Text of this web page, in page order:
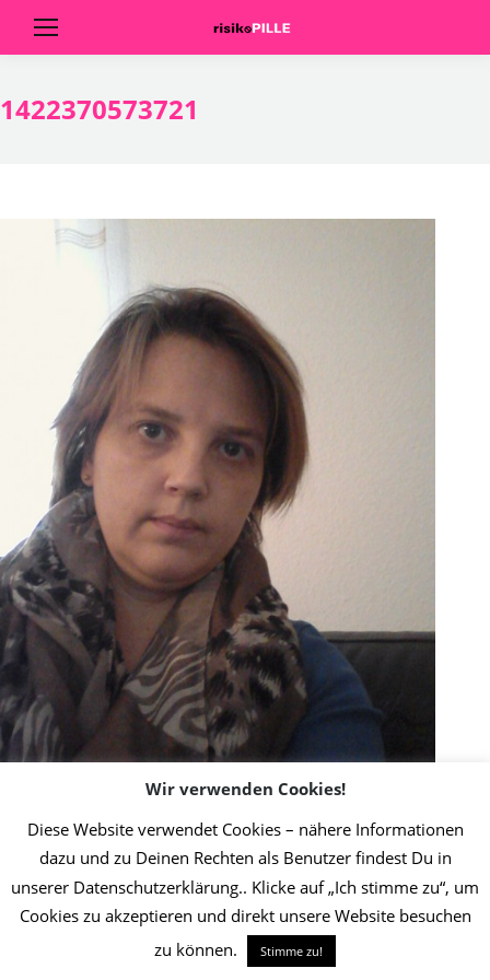
1422370573721
2019 Initiative Thrombose-Geschädigter | Umsetzung Christin Jost
Info
Wir verwenden Cookies!
Diese Website verwendet Cookies – nähere Informationen
dazu und zu Deinen Rechten als Benutzer findest Du in
unserer Datenschutzerklärung.. Klicke auf „Ich stimme zu“, um
Cookies zu akzeptieren und direkt unsere Website besuchen
zu können.
Stimme zu!